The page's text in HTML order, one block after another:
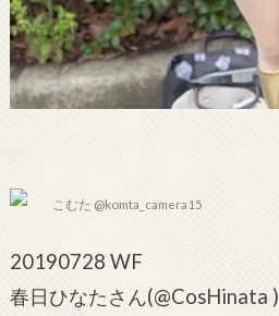
こむた @komta_camera15
20190728 WF
春日ひなたさん(@CosHinata )